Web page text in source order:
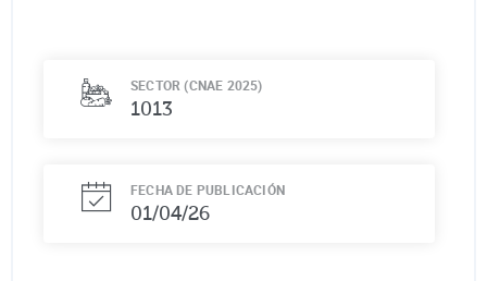
SECTOR (CNAE 2025)
1013
FECHA DE PUBLICACIÓN
01/04/26